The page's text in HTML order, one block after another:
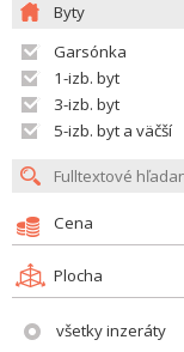
Byty
Garsónka
1-izb. byt
3-izb. byt
5-izb. byt a väčší
Cena
Plocha
všetky inzeráty